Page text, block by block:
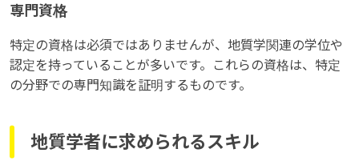
専門資格
特定の資格は必須ではありませんが、地質学関連の学位や
認定を持っていることが多いです。これらの資格は、特定
の分野での専門知識を証明するものです。
地質学者に求められるスキル